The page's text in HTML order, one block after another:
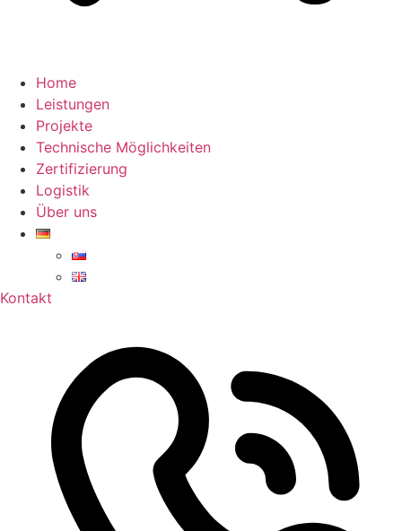
Home
Leistungen
Projekte
Technische Möglichkeiten
Zertifizierung
Logistik
Über uns
Kontakt